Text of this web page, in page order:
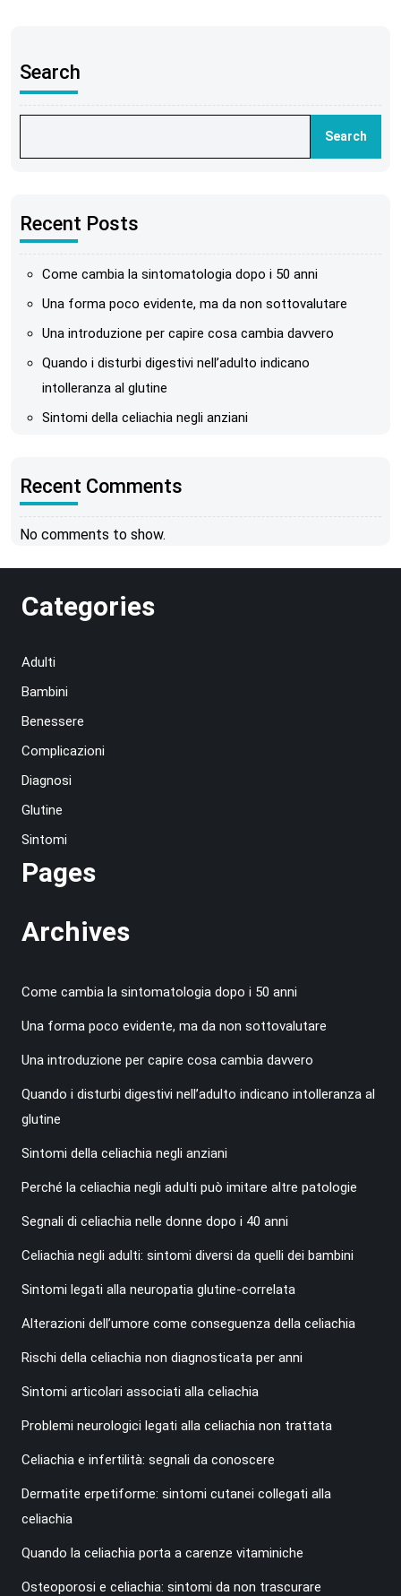
Search
Search
Recent Posts
Come cambia la sintomatologia dopo i 50 anni
Una forma poco evidente, ma da non sottovalutare
Una introduzione per capire cosa cambia davvero
Quando i disturbi digestivi nell’adulto indicano
intolleranza al glutine
Sintomi della celiachia negli anziani
Recent Comments
No comments to show.
Categories
Adulti
Bambini
Benessere
Complicazioni
Diagnosi
Glutine
Sintomi
Pages
Archives
Come cambia la sintomatologia dopo i 50 anni
Una forma poco evidente, ma da non sottovalutare
Una introduzione per capire cosa cambia davvero
Quando i disturbi digestivi nell’adulto indicano intolleranza al
glutine
Sintomi della celiachia negli anziani
Perché la celiachia negli adulti può imitare altre patologie
Segnali di celiachia nelle donne dopo i 40 anni
Celiachia negli adulti: sintomi diversi da quelli dei bambini
Sintomi legati alla neuropatia glutine-correlata
Alterazioni dell’umore come conseguenza della celiachia
Rischi della celiachia non diagnosticata per anni
Sintomi articolari associati alla celiachia
Problemi neurologici legati alla celiachia non trattata
Celiachia e infertilità: segnali da conoscere
Dermatite erpetiforme: sintomi cutanei collegati alla
celiachia
Quando la celiachia porta a carenze vitaminiche
Osteoporosi e celiachia: sintomi da non trascurare